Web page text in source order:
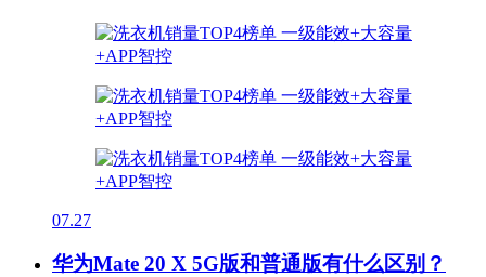
07.27
华为Mate 20 X 5G版和普通版有什么区别？